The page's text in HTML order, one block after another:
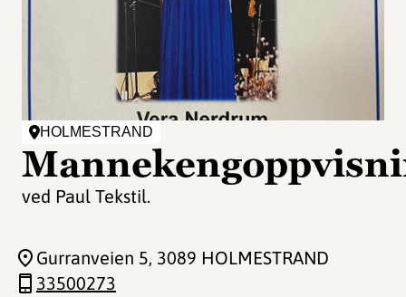
HOLMESTRAND
ved Paul Tekstil.
Gurranveien 5, 3089 HOLMESTRAND
33500273